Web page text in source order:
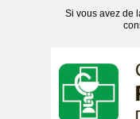
Si vous avez de